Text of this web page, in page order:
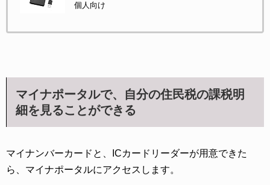
個人向け
マイナポータルで、自分の住民税の課税明
細を見ることができる
マイナンバーカードと、ICカードリーダーが用意できた
ら、マイナポータルにアクセスします。